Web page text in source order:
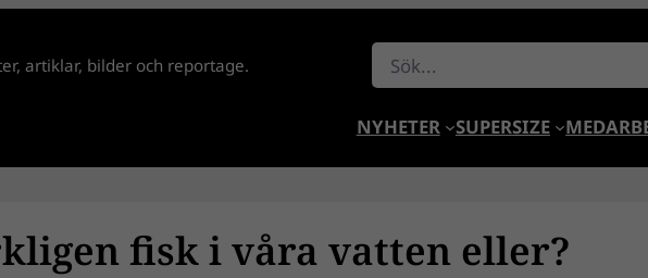
artiklar, bilder och reportage. Sök
NYHETER SUPERSIZE
fisk i våra vatten eller?